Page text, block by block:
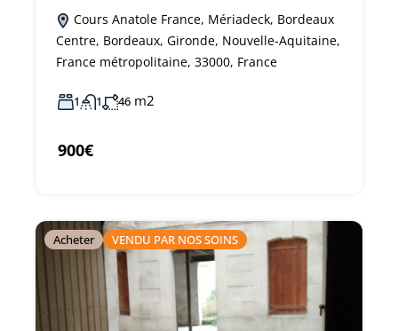
Cours Anatole France, Mériadeck, Bordeaux
Centre, Bordeaux, Gironde, Nouvelle-Aquitaine,
France métropolitaine, 33000, France
1 1 46 m2
900€
Acheter VENDU PAR NOS SOINS